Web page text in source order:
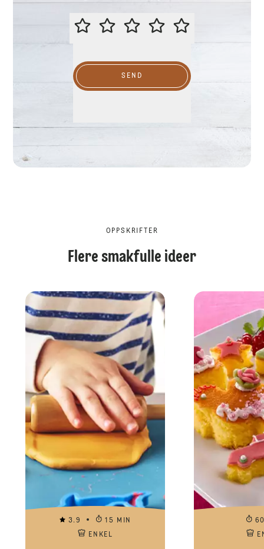
VURDER GJERNE DENNE
SEND
OPPSKRIFTER
Flere smakfulle ideer
3.9
15 MIN
ENKEL